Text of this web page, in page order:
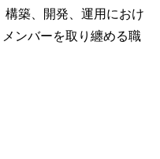
築、開発、運用におけ
ンバーを取り纏める職